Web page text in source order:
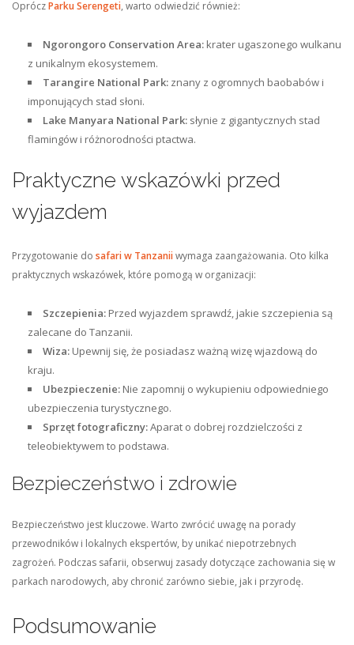
OpróczParku Serengeti, warto odwiedzić również:
Ngorongoro Conservation Area: krater ugaszonego wulkanu
z unikalnym ekosystemem.
Tarangire National Park: znany z ogromnych baobabów i
imponujących stad słoni.
Lake Manyara National Park: słynie z gigantycznych stad
flamingów i różnorodności ptactwa.
Praktyczne wskazówki przed
wyjazdem
Przygotowanie do safari w Tanzaniiwymaga zaangażowania. Oto kilka
praktycznych wskazówek, które pomogą w organizacji:
Szczepienia: Przed wyjazdem sprawdź, jakie szczepienia są
zalecane do Tanzanii.
Wiza: Upewnij się, że posiadasz ważną wizę wjazdową do
kraju.
Ubezpieczenie: Nie zapomnij o wykupieniu odpowiedniego
ubezpieczenia turystycznego.
Sprzęt fotograficzny:Aparat o dobrej rozdzielczości z
teleobiektywem to podstawa.
Bezpieczeństwo i zdrowie
Bezpieczeństwo jest kluczowe. Warto zwrócić uwagę na porady
przewodników i lokalnych ekspertów, by unikać niepotrzebnych
zagrożeń. Podczas safarii, obserwuj zasady dotyczące zachowania się w
parkach narodowych, aby chronić zarówno siebie, jak i przyrodę.
Podsumowanie